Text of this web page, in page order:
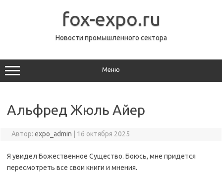
fox-expo.ru
Новости промышленного сектора
Меню
Альфред Жюль Айер
Автор: expo_admin 16 октября 2025
Я увидел Божественное Существо. Боюсь, мне придется
пересмотреть все свои книги и мнения.